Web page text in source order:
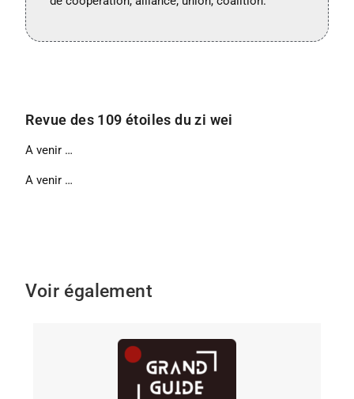
Revue des 109 étoiles du zi wei
A venir …
A venir …
Voir également